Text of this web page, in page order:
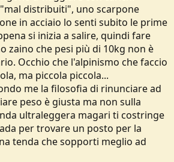
distribuiti", uno scarpone
in acciaio lo senti subito le prime
si inizia a salire, quindi fare
zaino che pesi più di 10kg non è
Occhio che l'alpinismo che faccio
ma piccola piccola...
me la filosofia di rinunciare ad
peso è giusta ma non sulla
ultraleggera magari ti costringe
per trovare un posto per la
tenda che sopporti meglio ad